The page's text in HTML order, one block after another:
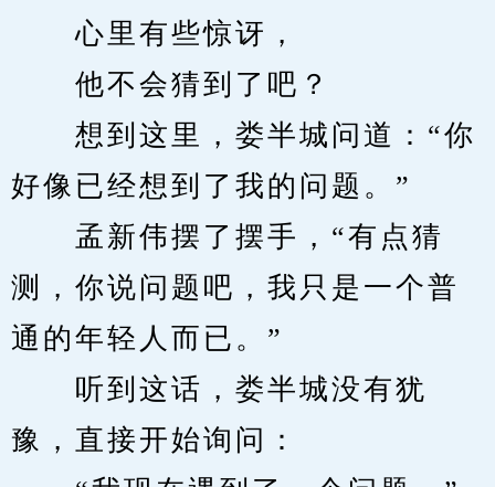
心里有些惊讶，
他不会猜到了吧？
想到这里，娄半城问道：“你
好像已经想到了我的问题。”
孟新伟摆了摆手，“有点猜
测，你说问题吧，我只是一个普
通的年轻人而已。”
听到这话，娄半城没有犹
豫，直接开始询问：